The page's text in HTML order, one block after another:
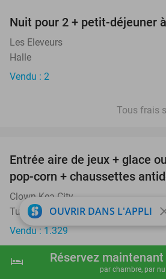
shopping_cart Réserver
hotel Réservez
par chambre, par
Nuit pour 2 + petit-déjeuner
Les Eleveurs
Halle
Vendu : 2
Tous frais
Entrée aire de jeux + glace
pop-corn + chaussettes
Clown Kea City
Tubize
Vendu : 1.329
OUVRIR DANS L'APPLI